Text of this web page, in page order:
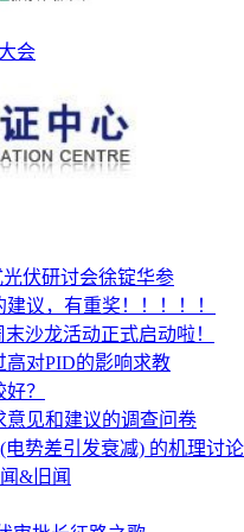
伏研讨会徐锭华参
议，有重奖！！！！！
沙龙活动正式启动啦！
高对PID的影响求教
？
见和建议的调查问卷
势差引发衰减) 的机理讨论
&旧闻